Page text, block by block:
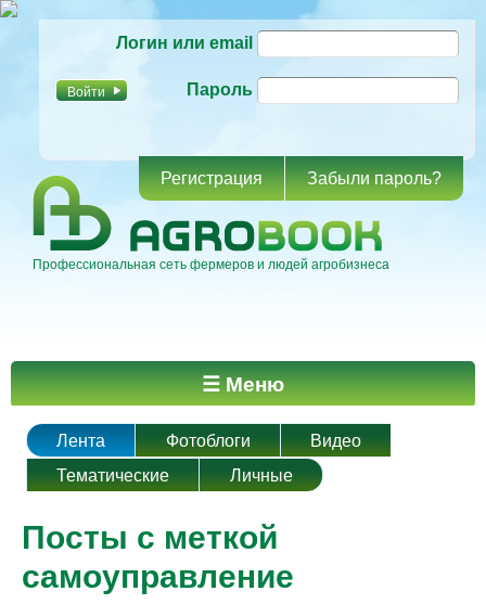
основному
Логин или email
Пароль
Регистрация Забыли пароль?
Профессиональная сеть фермеров и людей агробизнеса
Главное меню ☰ Меню
Лента Фотоблоги
Видео
Тематические
Личные
Посты с меткой
самоуправление